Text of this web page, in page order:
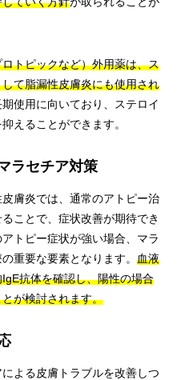
トピックなど）外用薬は、ス
て脂漏性皮膚炎にも使用され
使用に向いており、ステロイ
えることができます。
ラセチア対策
膚炎では、通常のアトピー治
ことで、症状改善が期待でき
トピー症状が強い場合、マラ
重要な要素となります。 血液
抗体を確認し、陽性の場合
が検討されます。
よる皮膚トラブルを改善しつ